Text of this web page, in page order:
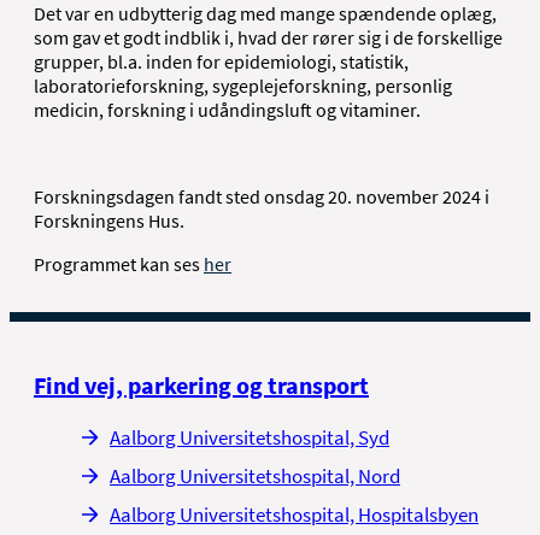
Det var en udbytterig dag med mange spændende oplæg,
som gav et godt indblik i, hvad der rører sig i de forskellige
grupper, bl.a. inden for epidemiologi, statistik,
laboratorieforskning, sygeplejeforskning, personlig
medicin, forskning i udåndingsluft og vitaminer.
Forskningsdagen fandt sted onsdag 20. november 2024 i
Forskningens Hus.
Programmet kan ses her
Find vej, parkering og transport
Aalborg Universitetshospital, Syd
Aalborg Universitetshospital, Nord
Aalborg Universitetshospital, Hospitalsbyen